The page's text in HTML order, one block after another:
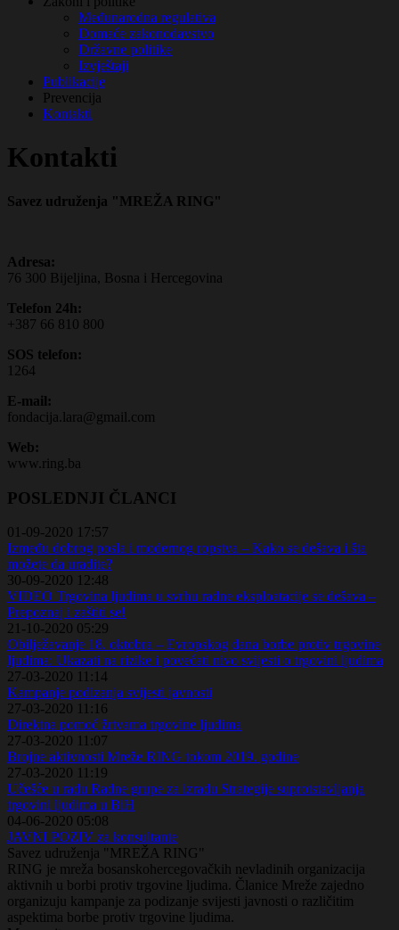
Međunarodna regulativa
Domaće zakonodavstvo
Državne politike
Izvještaji
Publikacije
Prevencija
Kontakti
Kontakti
Savez udruženja "MREŽA RING"
Adresa:
76 300 Bijeljina, Bosna i Hercegovina
Telefon 24h:
+387 66 810 800
SOS telefon:
1264
E-mail:
fondacija.lara@gmail.com
Web:
www.ring.ba
POSLEDNJI ČLANCI
01-09-2020 17:57
Između dobrog posla i modernog ropstva – Kako se dešava i šta
možete da uradite?
30-09-2020 12:48
VIDEO Trgovina ljudima u svrhu radne eksploatacije se dešava –
Prepoznaj i zaštiti se!
21-10-2020 05:29
Obilježavanje 18. oktobra – Evropskog dana borbe protiv trgovine
ljudima: Ukazati na rizike i povećati nivo svijesti o trgovini ljudima
27-03-2020 11:14
Kampanje podizanja svijesti javnosti
27-03-2020 11:16
Direktna pomoć žrtvama trgovine ljudima
27-03-2020 11:07
Brojne aktivnosti Mreže RING tokom 2019. godine
27-03-2020 11:19
Učešće u radu Radne grupe za izradu Strategije suprotstavljanja
trgovini ljudima u BiH
04-06-2020 05:08
JAVNI POZIV za konsultante
Savez udruženja "MREŽA RING"
RING je mreža bosanskohercegovačkih nevladinih organizacija
aktivnih u borbi protiv trgovine ljudima. Članice Mreže zajedno
organizuju kampanje za podizanje svijesti javnosti o različitim
aspektima borbe protiv trgovine ljudima.